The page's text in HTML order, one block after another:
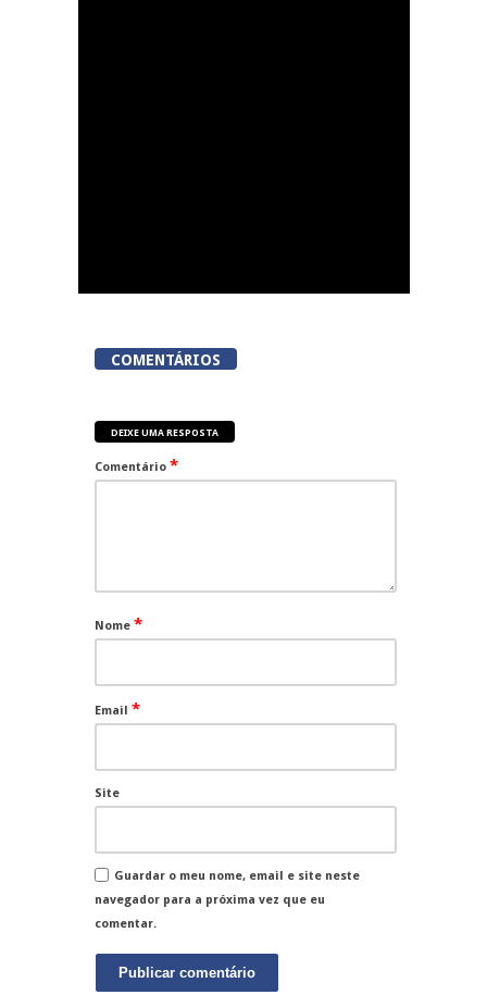
COMENTÁRIOS
DEIXE UMA RESPOSTA
Comentário *
Nome *
Email *
Site
Guardar o meu nome, email e site neste
navegador para a próxima vez que eu
comentar.